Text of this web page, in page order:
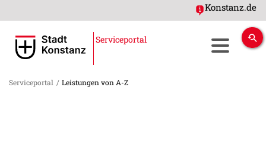
Konstanz.de
Serviceportal
Serviceportal / Leistungen von A-Z